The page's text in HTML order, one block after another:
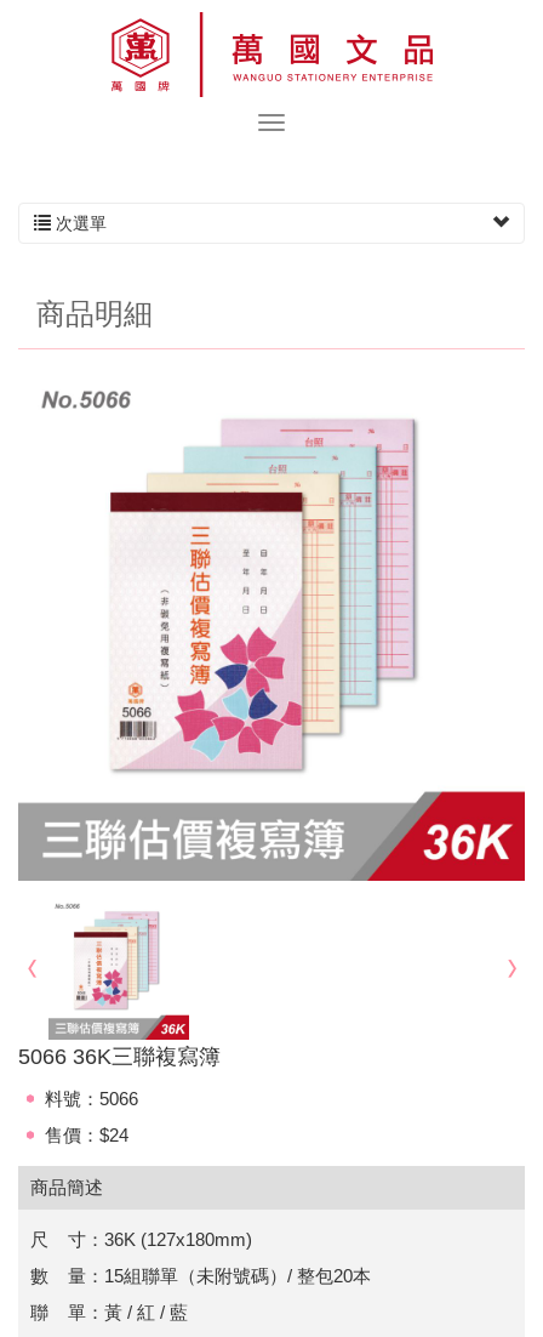
次選單
商品明細
5066 36K三聯複寫簿
料號：5066
售價：$24
商品簡述
尺 寸：36K (127x180mm)
數 量：15組聯單（未附號碼）/ 整包20本
聯 單：黃 / 紅 / 藍